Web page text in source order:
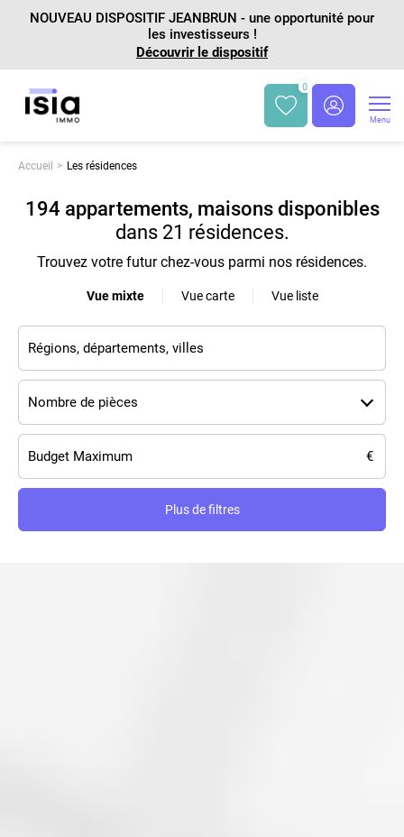
NOUVEAU DISPOSITIF JEANBRUN - une opportunité pour
les investisseurs !
Découvrir le dispositif
0
Menu
Accueil Les résidences
194 appartements, maisons disponibles
dans 21 résidences.
Trouvez votre futur chez-vous parmi nos résidences.
Vue mixte Vue carte Vue liste
Nombre de pièces
Plus de filtres